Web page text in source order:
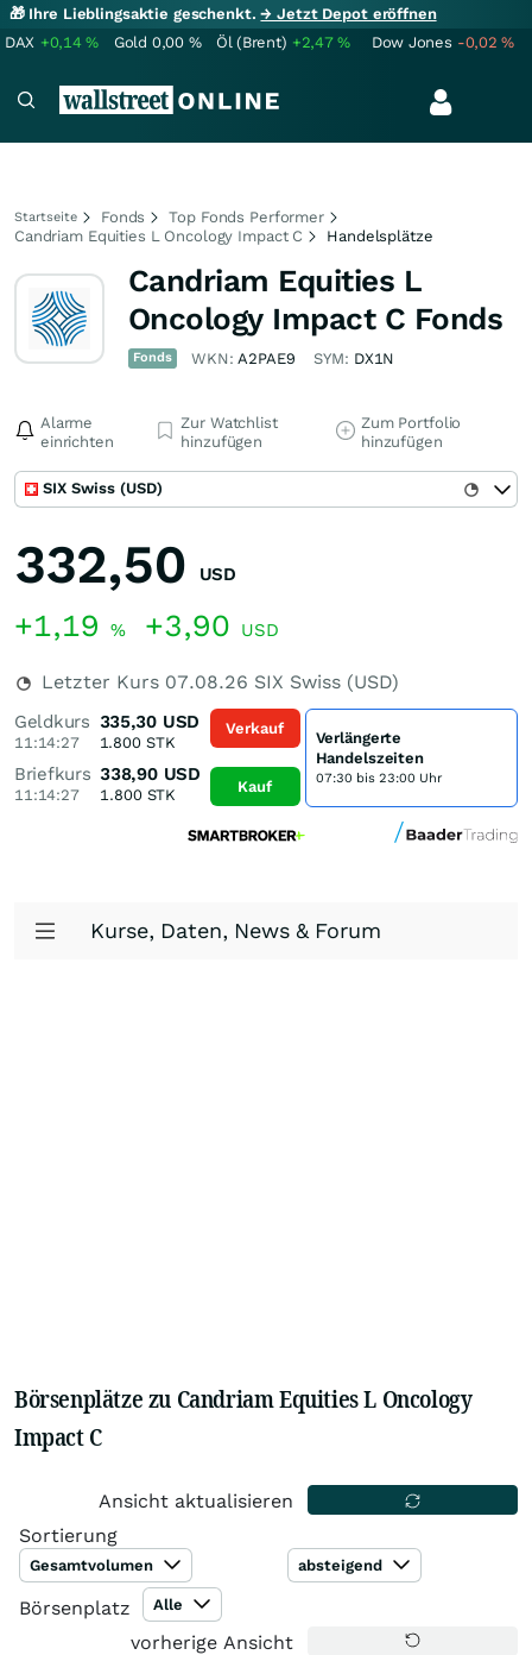
🎁 Ihre Lieblingsaktie geschenkt.→ Jetzt Depot eröffnen
DAX +0,14% Gold 0,00 % Öl (Brent) +2,47% Dow Jones -0,02%
Startseite Fonds
Top Fonds Performer
Candriam Equities L Oncology Impact C
Handelsplätze
Candriam Equities L
Oncology Impact C Fonds
Fonds WKN:A2PAE9 SYM: DX1N
Alarme
einrichten
Zur Watchlist
hinzufügen
Zum Portfolio
hinzufügen
SIX Swiss (USD)
332,50 USD
+1,19 % +3,90 USD
Letzter Kurs 07.08.26 SIX Swiss (USD)
Geldkurs
11:14:27
335,30 USD
1.800STK
Briefkurs
11:14:27
338,90 USD
1.800STK
Verkauf
Kauf
Verlängerte
Handelszeiten
07:30 bis 23:00 Uhr
Kurse, Daten, News & Forum
Börsenplätze zu Candriam Equities L Oncology
Impact C
Ansicht aktualisieren
Sortierung
Gesamtvolumen absteigend
Börsenplatz Alle
vorherige Ansicht